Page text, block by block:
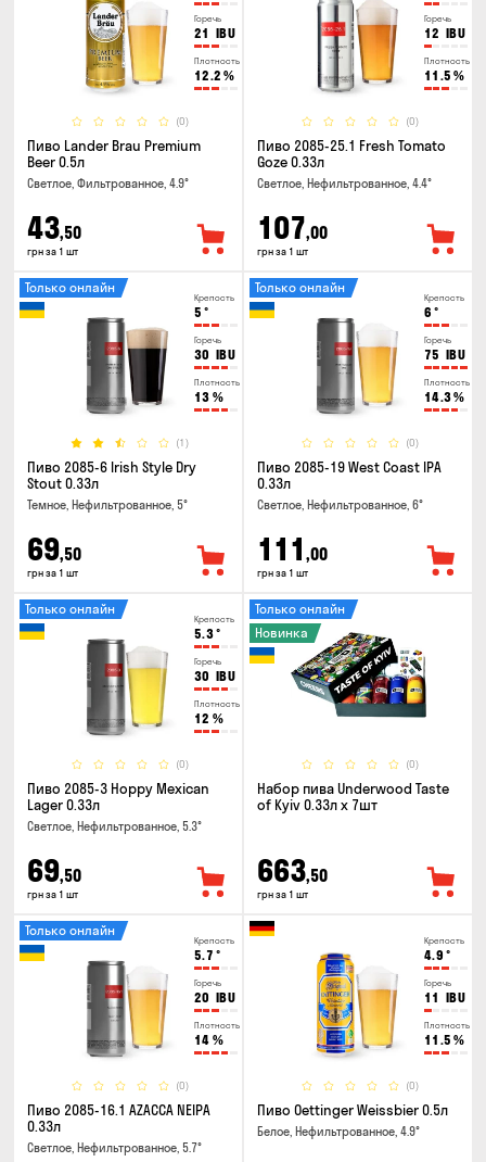
Горечь
21 IBU
Плотность
12.2 %
(0)
Пиво Lander Brau Premium
Beer 0.5л
Светлое, Фильтрованное, 4.9°
43,50
грн за 1 шт
Горечь
12 IBU
Плотность
11.5 %
(0)
Пиво 2085-25.1 Fresh Tomato
Goze 0.33л
Светлое, Нефильтрованное, 4.4°
107,00
грн за 1 шт
Крепость
5 °
Горечь
30 IBU
Плотность
13 %
(1)
Только онлайн
Пиво 2085-6 Irish Style Dry
Stout 0.33л
Темное, Нефильтрованное, 5°
69,50
грн за 1 шт
Крепость
6 °
Горечь
75 IBU
Плотность
14.3%
(0)
Только онлайн
Пиво 2085-19 West Coast IPA
0.33л
Светлое, Нефильтрованное, 6°
111 ,00
грн за 1 шт
Крепость
5.3°
Горечь
30 IBU
Плотность
12 %
(0)
Только онлайн
Пиво 2085-3 Hoppy Mexican
Lager 0.33л
Светлое, Нефильтрованное, 5.3°
69,50
грн за 1 шт
(0)
Только онлайн
Новинка
Набор пива Underwood Taste
of Kyiv 0.33л x 7шт
663,50
грн за 1 шт
Крепость
5.7 °
Горечь
20 IBU
Плотность
14 %
(0)
Только онлайн
Пиво 2085-16.1 AZACCA NEIPA
0.33л
Светлое, Нефильтрованное, 5.7°
Крепость
4.9 °
Горечь
11 IBU
Плотность
11.5 %
(0)
Пиво Oettinger Weissbier 0.5л
Белое, Нефильтрованное, 4.9°